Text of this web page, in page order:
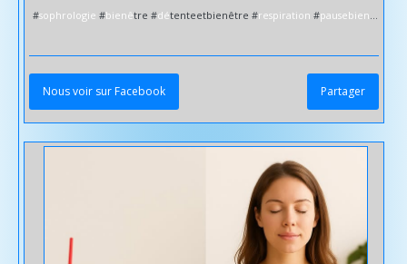
#sophrologie #bienêtre #détenteetbienêtre #respiration #pausebienetre
Nous voir sur Facebook Partager